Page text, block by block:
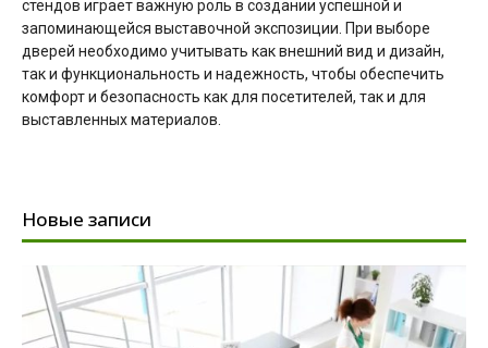
стендов играет важную роль в создании успешной и
запоминающейся выставочной экспозиции. При выборе
дверей необходимо учитывать как внешний вид и дизайн,
так и функциональность и надежность, чтобы обеспечить
комфорт и безопасность как для посетителей, так и для
выставленных материалов.
Новые записи